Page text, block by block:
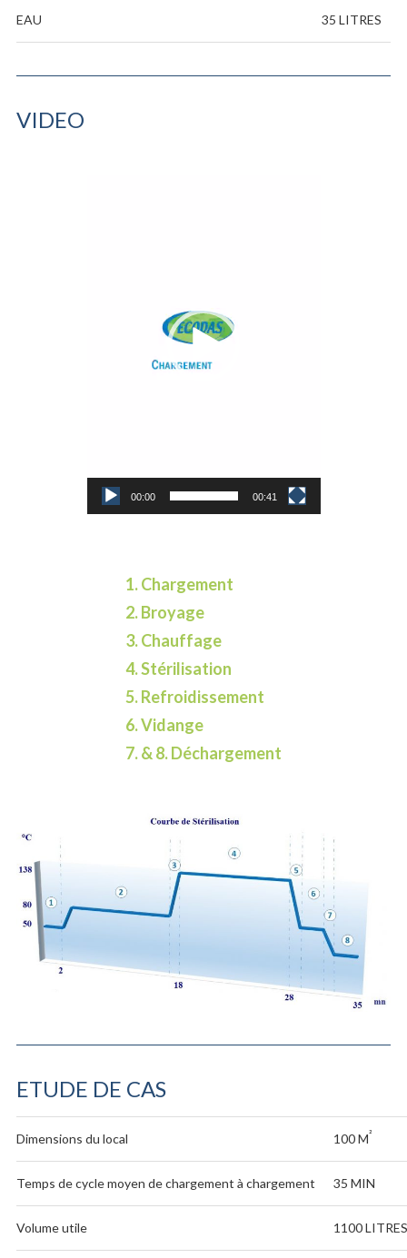
EAU 35 LITRES
VIDEO
00:00 00:41
1. Chargement
2. Broyage
3. Chauffage
4. Stérilisation
5. Refroidissement
6. Vidange
7. &8. Déchargement
ETUDE DE CAS
Dimensions du local 100 M²
Temps de cycle moyen de chargement à chargement 35 MIN
Volume utile 1100 LITRES